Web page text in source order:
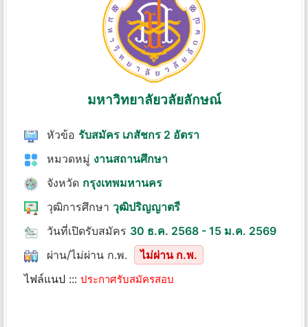
มหาวิทยาลัยวลัยลักษณ์
หัวข้อ รับสมัคร เภสัชกร 2 อัตรา
หมวดหมู่ งานสถานศึกษา
จังหวัด กรุงเทพมหานคร
วุฒิการศึกษา วุฒิปริญญาตรี
วันที่เปิดรับสมัคร 30 ธ.ค. 2568 - 15 ม.ค. 2569
ผ่าน/ไม่ผ่าน ก.พ.
ไม่ผ่าน ก.พ.
ไฟล์แนป ::: ประกาศรับสมัครสอบ